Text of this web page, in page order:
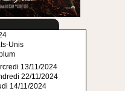
Unis
13/11/2024
22/11/2024
14/11/2024